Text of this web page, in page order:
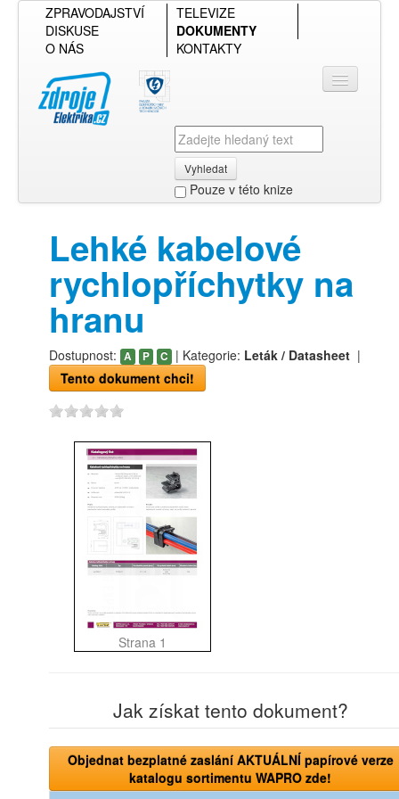
ZPRAVODAJSTVÍ
TELEVIZE
DISKUSE
DOKUMENTY
O NÁS
KONTAKTY
Vyhledat
Pouze v této knize
Přehled podle firmy
Přehled podle obsahu
Lehké kabelové
rychlopříchytky na
hranu
Dostupnost: A P C | Kategorie: Leták / Datasheet|
Tento dokument chci!
Strana 1
Jak získat tento dokument?
Objednat bezplatné zaslání AKTUÁLNÍ papírové verze
katalogu sortimentu WAPRO zde!